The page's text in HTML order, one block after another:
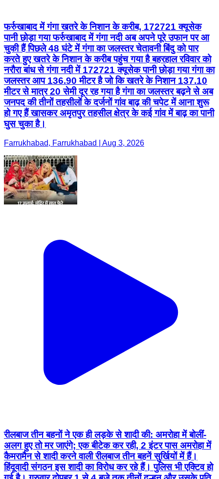
फर्रुखाबाद में गंगा खतरे के निशान के करीब, 172721 क्यूसेक
पानी छोड़ा गया फर्रुखाबाद में गंगा नदी अब अपने पूरे उफान पर आ
चुकी हैं पिछले 48 घंटे में गंगा का जलस्तर चेतावनी बिंदु को पार
करते हुए खतरे के निशान के करीब पहुंच गया है बहरहाल रविवार को
नरौरा बांध से गंगा नदी में 172721 क्यूसेक पानी छोड़ा गया गंगा का
जलस्तर आप 136.90 मीटर है जो कि खतरे के निशान 137.10
मीटर से मात्र 20 सेमी दूर रह गया है गंगा का जलस्तर बढ़ने से अब
जनपद की तीनों तहसीलों के दर्जनों गांव बाढ़ की चपेट में आना शुरू
हो गए हैं खासकर अमृतपुर तहसील क्षेत्र के कई गांव में बाढ़ का पानी
घुस चुका है।
Farrukhabad, Farrukhabad | Aug 3, 2026
रीलबाज तीन बहनों ने एक ही लड़के से शादी की: अमरोहा में बोलीं-
अलग हुए तो मर जाएंगे; एक बीटेक कर रही, 2 इंटर पास अमरोहा में
कैमरामैन से शादी करने वाली रीलबाज तीन बहनें सुर्खियों में हैं।
हिंदूवादी संगठन इस शादी का विरोध कर रहे हैं। पुलिस भी एक्टिव हो